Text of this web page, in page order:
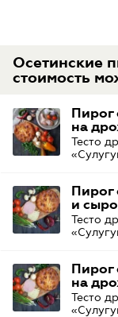
Осетинские
стоимость
Пирог
на
Тесто
Пирог
и
Тесто
Пирог
на
Тесто